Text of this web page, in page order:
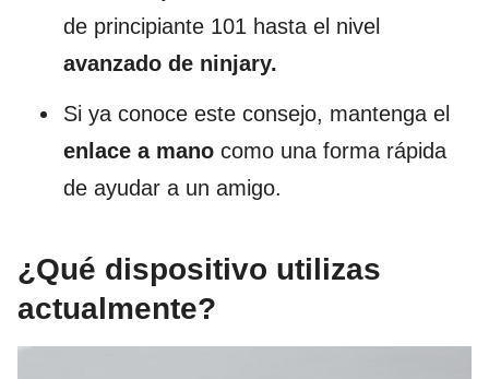
de principiante 101 hasta el nivel
avanzado de ninjary.
Si ya conoce este consejo, mantenga el
enlace a mano como una forma rápida
de ayudar a un amigo.
¿Qué dispositivo utilizas
actualmente?